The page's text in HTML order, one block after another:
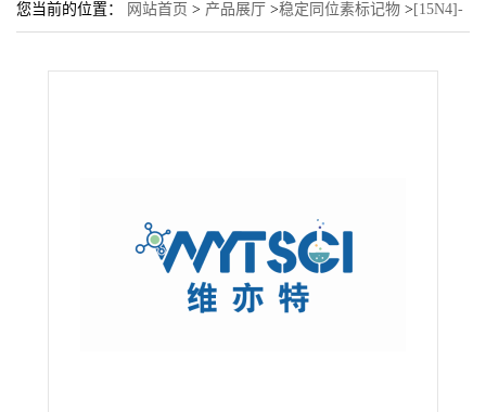
您当前的位置： 网站首页 > 产品展厅 >稳定同位素标记物 >[15N4]-